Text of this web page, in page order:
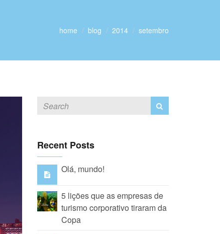
home blog 2014 setembro
Recent Posts
Olá, mundo!
5 lições que as empresas de
turismo corporativo tiraram da
Copa